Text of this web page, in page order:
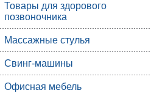
Товары для здорового
позвоночника
Массажные стулья
Свинг-машины
Офисная мебель